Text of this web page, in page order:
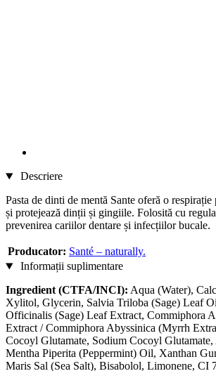
Descriere
Pasta de dinti de mentă Sante oferă o respirație
și protejează dinții și gingiile. Folosită cu
prevenirea cariilor dentare și infecțiilor bucale.
Producator: Santé – naturally.
Informații suplimentare
Ingredient (CTFA/INCI): Aqua (Water),
Xylitol, Glycerin, Salvia Triloba (Sage) Leaf
Officinalis (Sage) Leaf Extract, Commiphora
Extract / Commiphora Abyssinica (Myrrh
Cocoyl Glutamate, Sodium Cocoyl
Mentha Piperita (Peppermint) Oil, Xanthan
Maris Sal (Sea Salt), Bisabolol, Limonene, CI